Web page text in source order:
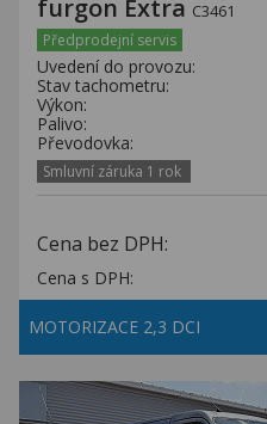
furgon Extra C3461
Předprodejní servis
Uvedení do provozu:
Stav tachometru:
Výkon:
Palivo:
Převodovka:
Smluvní záruka 1 rok
Cena bez DPH:
Cena s DPH:
MOTORIZACE 2,3 DCI